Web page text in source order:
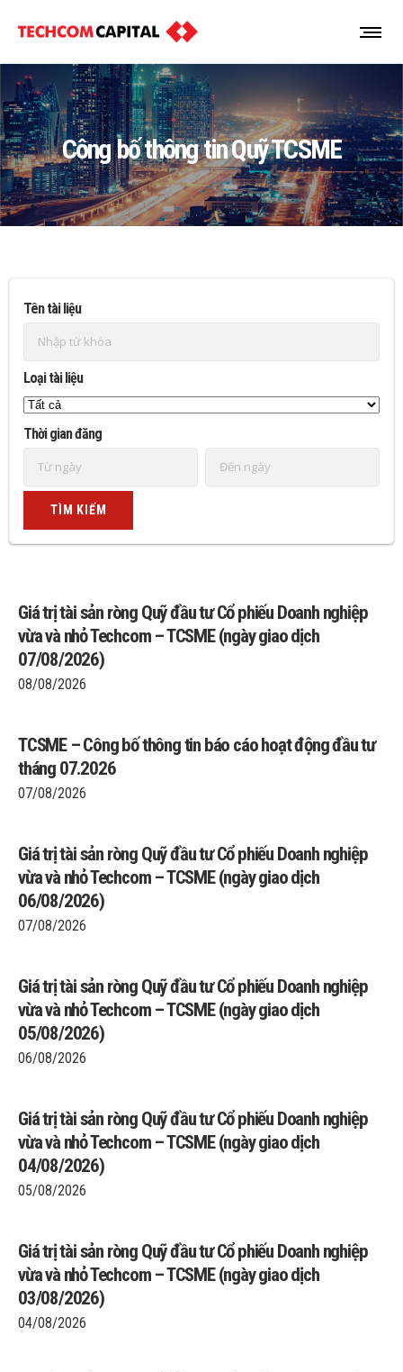
Công bố thông tin Quỹ TCSME
Tên tài liệu
Loại tài liệu
Thời gian đăng
Giá trị tài sản ròng Quỹ đầu tư Cổ phiếu Doanh nghiệp
vừa và nhỏ Techcom – TCSME (ngày giao dịch
07/08/2026)
08/08/2026
TCSME – Công bố thông tin báo cáo hoạt động đầu tư
tháng 07.2026
07/08/2026
Giá trị tài sản ròng Quỹ đầu tư Cổ phiếu Doanh nghiệp
vừa và nhỏ Techcom – TCSME (ngày giao dịch
06/08/2026)
07/08/2026
Giá trị tài sản ròng Quỹ đầu tư Cổ phiếu Doanh nghiệp
vừa và nhỏ Techcom – TCSME (ngày giao dịch
05/08/2026)
06/08/2026
Giá trị tài sản ròng Quỹ đầu tư Cổ phiếu Doanh nghiệp
vừa và nhỏ Techcom – TCSME (ngày giao dịch
04/08/2026)
05/08/2026
Giá trị tài sản ròng Quỹ đầu tư Cổ phiếu Doanh nghiệp
vừa và nhỏ Techcom – TCSME (ngày giao dịch
03/08/2026)
04/08/2026